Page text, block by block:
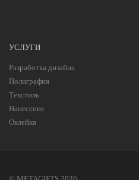
УСЛУГИ
Разработка дизайна
Полиграфия
Текстиль
Нанесение
Оклейка
© METAGIFTS 2026